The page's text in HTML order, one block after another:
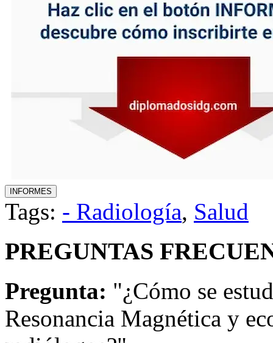
Tags: - Radiología, Salud
PREGUNTAS
Pregunta: "¿Cómo se
Resonancia Magnética y